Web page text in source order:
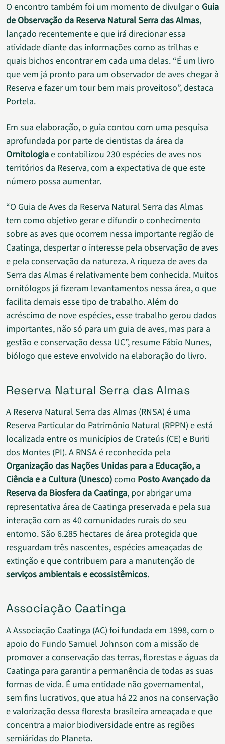
O encontro também foi um momento de divulgar o Guia
de Observação da Reserva Natural Serra das Almas,
lançado recentemente e que irá direcionar essa
atividade diante das informações como as trilhas e
quais bichos encontrar em cada uma delas. “É um livro
que vem já pronto para um observador de aves chegar à
Reserva e fazer um tour bem mais proveitoso”, destaca
Portela.
Em sua elaboração, o guia contou com uma pesquisa
aprofundada por parte de cientistas da área da
Ornitologiae contabilizou 230 espécies de aves nos
territórios da Reserva, com a expectativa de que este
número possa aumentar.
“O Guia de Aves da Reserva Natural Serra das Almas
tem como objetivo gerar e difundir o conhecimento
sobre as aves que ocorrem nessa importante região de
Caatinga, despertar o interesse pela observação de aves
e pela conservação da natureza. A riqueza de aves da
Serra das Almas é relativamente bem conhecida. Muitos
ornitólogos já fizeram levantamentos nessa área, o que
facilita demais esse tipo de trabalho. Além do
acréscimo de nove espécies, esse trabalho gerou dados
importantes, não só para um guia de aves, mas para a
gestão e conservação dessa UC”, resume Fábio Nunes,
biólogo que esteve envolvido na elaboração do livro.
Reserva Natural Serra das Almas
A Reserva Natural Serra das Almas (RNSA) é uma
Reserva Particular do Patrimônio Natural (RPPN) e está
localizada entre os municípios de Crateús (CE) e Buriti
dos Montes (PI). A RNSA é reconhecida pela
Organização das Nações Unidas para a Educação, a
Ciência e a Cultura (Unesco)como Posto Avançado da
Reserva da Biosfera da Caatinga, por abrigar uma
representativa área de Caatinga preservada e pela sua
interação com as 40 comunidades rurais do seu
entorno. São 6.285 hectares de área protegida que
resguardam três nascentes, espécies ameaçadas de
extinção e que contribuem para a manutenção de
serviços ambientais eecossistêmicos.
Associação Caatinga
A Associação Caatinga (AC) foi fundada em 1998, com o
apoio do Fundo Samuel Johnson com a missão de
promover a conservação das terras, florestas e águas da
Caatinga para garantir a permanência de todas as suas
formas de vida. É uma entidade não governamental,
sem fins lucrativos, que atua há 22 anos na conservação
e valorização dessa floresta brasileira ameaçada e que
concentra a maior biodiversidade entre as regiões
semiáridas do Planeta.